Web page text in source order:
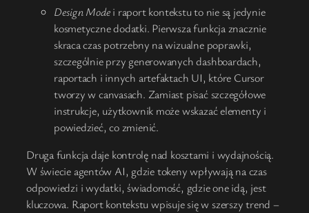
Design Modei raport kontekstu to nie są jedynie
kosmetyczne dodatki. Pierwsza funkcja znacznie
skraca czas potrzebny na wizualne poprawki,
szczególnie przy generowanych dashboardach,
raportach i innych artefaktach UI, które Cursor
tworzy w canvasach. Zamiast pisać szczegółowe
instrukcje, użytkownik może wskazać elementy i
powiedzieć, co zmienić.
Druga funkcja daje kontrolę nad kosztami i wydajnością.
W świecie agentów AI, gdzie tokeny wpływają na czas
odpowiedzi i wydatki, świadomość, gdzie one idą, jest
kluczowa. Raport kontekstu wpisuje się w szerszy trend –